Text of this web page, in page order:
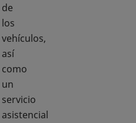
de
los
vehículos,
así
como
un
servicio
asistencial